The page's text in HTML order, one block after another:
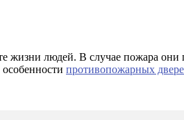
жизни людей. В случае пожара
противопожарных